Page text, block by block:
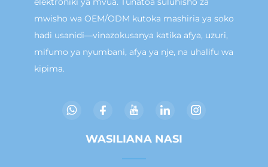
mwisho wa OEM/ODM kutoka mashiria ya soko
hadi usanidi—vinazokusanya katika afya, uzuri,
mifumo ya nyumbani, afya ya nje, na uhalifu wa
kipima.
WASILIANA NASI